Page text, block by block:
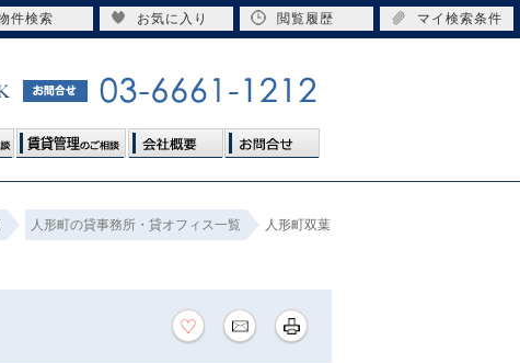
人形町の貸事務所・貸オフィス一覧
人形町双葉
件検索 お気に入り 閲覧履歴 マイ検索条件